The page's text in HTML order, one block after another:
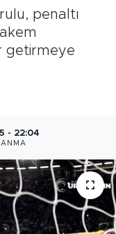
penaltı
getirmeye
- 22:04